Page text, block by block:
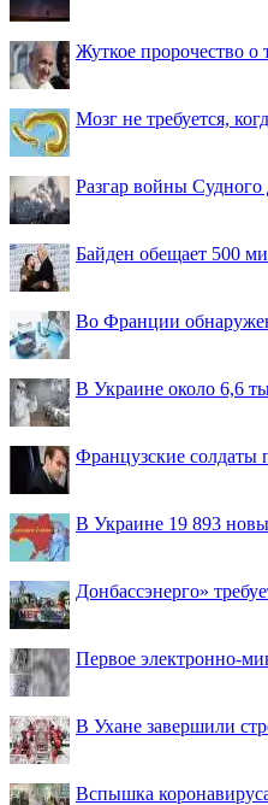
Жуткое пророчество
Мозг не требуется,
Разгар войны Судного
Байден обещает 500
Во Франции
В Украине около 6,6
Французские солдаты
В Украине 19 893
Донбассэнерго»
Первое электронно-
В Ухане завершили
Вспышка